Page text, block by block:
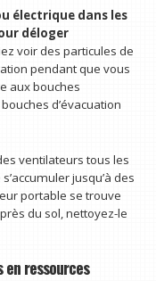
électrique dans les
déloger
voir des particules de
pendant que vous
aux bouches
d’évacuation
ventilateurs tous les
jusqu’à des
portable se trouve
du sol, nettoyez-le
en ressources